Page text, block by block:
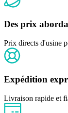
Des prix
Prix ​​directs d'usine
Expédition
Livraison rapide et